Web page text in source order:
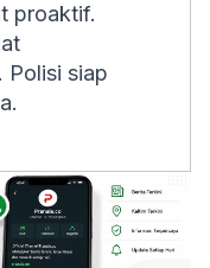
proaktif.
Polisi siap